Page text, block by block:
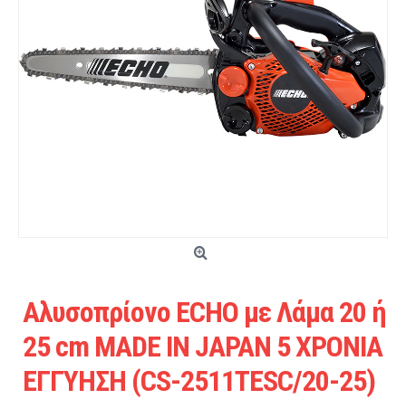
Αλυσοπρίονο ECHO με Λάμα 20 ή
25 cm MADE IN JAPAN 5 ΧΡΟΝΙΑ
ΕΓΓΥΗΣΗ (CS-2511TΕSC/20-25)